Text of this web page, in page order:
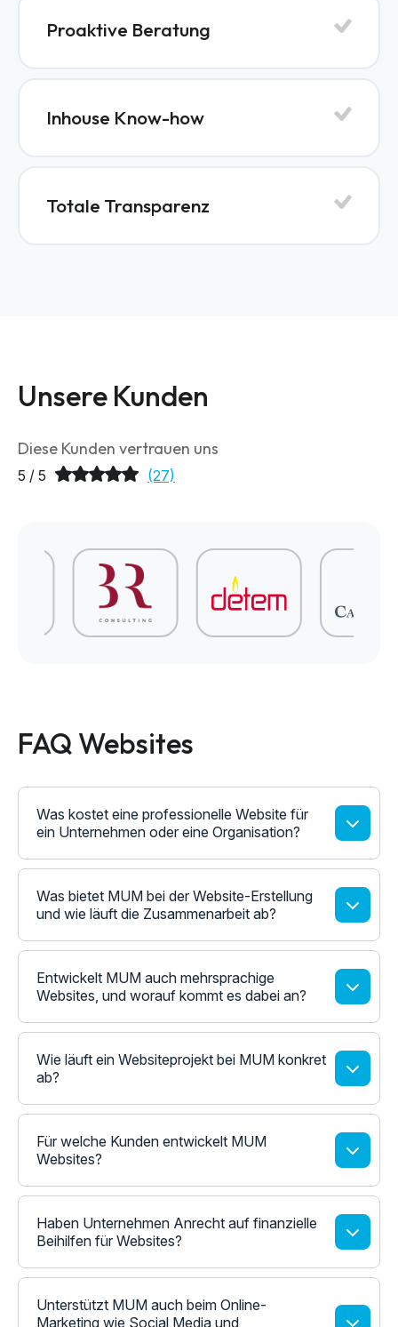
Proaktive Beratung
Inhouse Know-how
Totale Transparenz
Unsere Kunden
Diese Kunden vertrauen uns
5 / 5 (27)
FAQ Websites
Was kostet eine professionelle Website für
ein Unternehmen oder eine Organisation?
Was bietet MUM bei der Website-Erstellung
und wie läuft die Zusammenarbeit ab?
Entwickelt MUM auch mehrsprachige
Websites, und worauf kommt es dabei an?
Wie läuft ein Websiteprojekt bei MUM konkret
ab?
Für welche Kunden entwickelt MUM
Websites?
Haben Unternehmen Anrecht auf finanzielle
Beihilfen für Websites?
Unterstützt MUM auch beim Online-
Marketing wie Social Media und